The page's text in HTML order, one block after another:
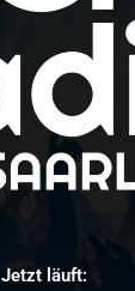
Jetzt läuft: